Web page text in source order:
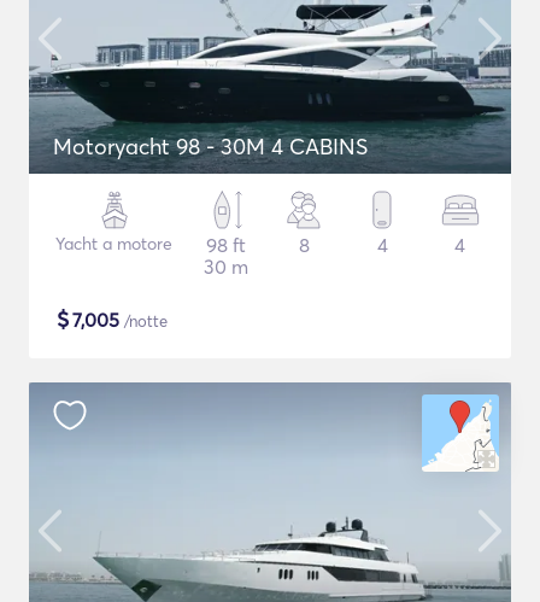
Motoryacht 98 - 30M 4 CABINS
Yacht a motore
98 ft
30 m
8 4 4
$7,005 /notte